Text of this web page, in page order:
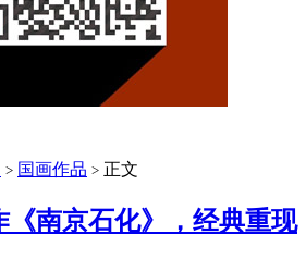
> 国画作品 > 正文
《南京石化》，经典重现